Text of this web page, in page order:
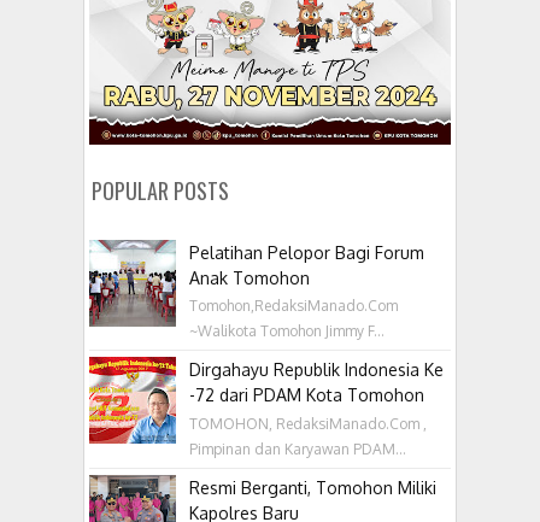
POPULAR POSTS
Pelatihan Pelopor Bagi Forum
Anak Tomohon
Tomohon,RedaksiManado.Com
~Walikota Tomohon Jimmy F...
Dirgahayu Republik Indonesia Ke
-72 dari PDAM Kota Tomohon
TOMOHON, RedaksiManado.Com ,
Pimpinan dan Karyawan PDAM...
Resmi Berganti, Tomohon Miliki
Kapolres Baru